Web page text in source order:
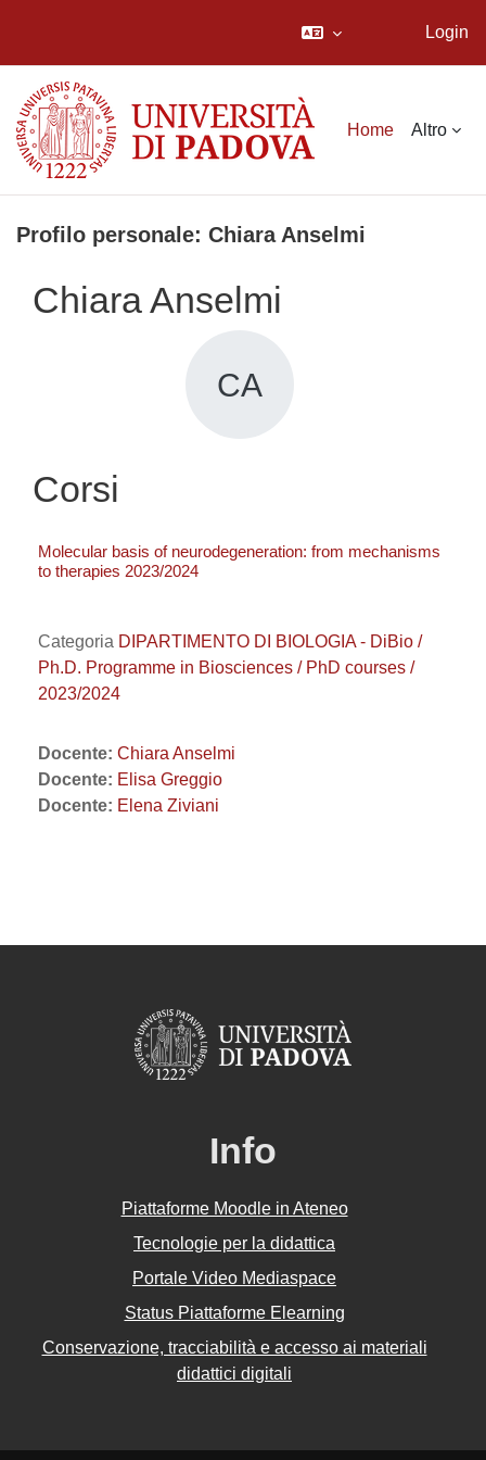
Login
Home Altro
Profilo personale: Chiara Anselmi
Chiara Anselmi
CA
Corsi
Molecular basis of neurodegeneration: from mechanisms
to therapies 2023/2024
Categoria DIPARTIMENTO DI BIOLOGIA - DiBio /
Ph.D. Programme in Biosciences / PhD courses /
2023/2024
Docente: Chiara Anselmi
Docente: Elisa Greggio
Docente: Elena Ziviani
Info
Piattaforme Moodle in Ateneo
Tecnologie per la didattica
Portale Video Mediaspace
Status Piattaforme Elearning
Conservazione, tracciabilità e accesso ai materiali
didattici digitali